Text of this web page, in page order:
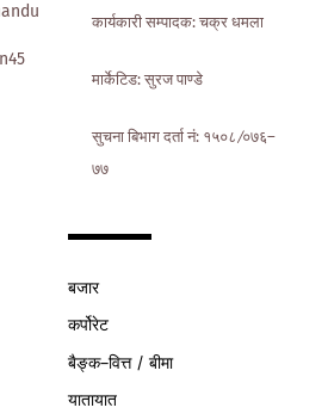
कार्यकारी सम्पादक: चक्र धमला
मार्केटिड: सुरज पाण्डे
सुचना बिभाग दर्ता नं: १५०८ ∕०७६–
७७
बजार
कर्पोरेट
बैङ्क–वित्त / बीमा
यातायात